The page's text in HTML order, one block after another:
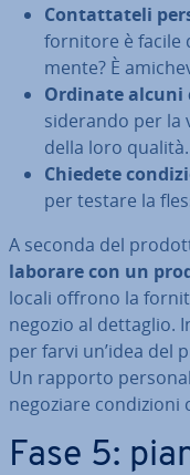
Con­tat­ta­te­li
fornitore è facile
men­te? È
Ordinate alcuni
si­de­ran­do per la
della loro qualità.
Chiedete
per testare la
A seconda del
la­bo­ra­re con un
locali offrono la
negozio al dettaglio.
per farvi un’idea del
Un rapporto
negoziare con­di­zio­ni
Fase 5: